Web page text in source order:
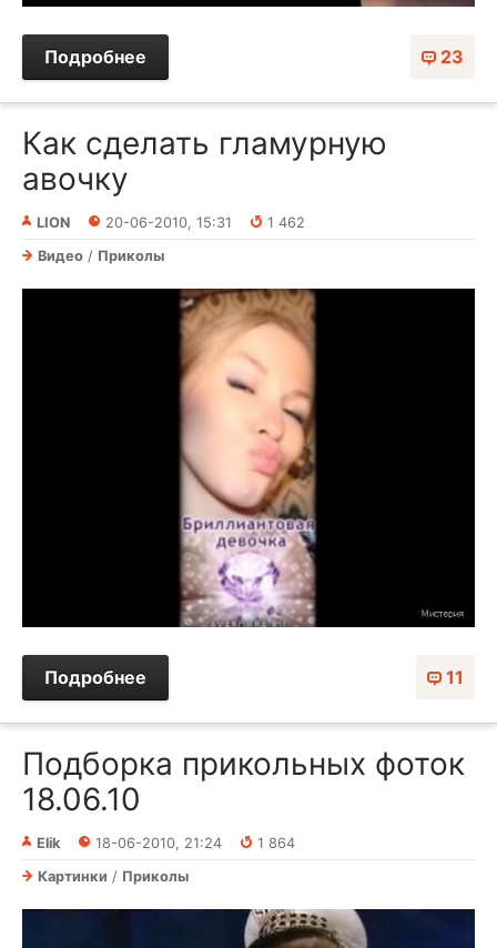
23
Подробнее
Как сделать гламурную
авочку
LION 20-06-2010, 15:31
1 462
Видео / Приколы
11
Подробнее
Подборка прикольных фоток
18.06.10
Elik 18-06-2010, 21:24
1 864
Картинки / Приколы